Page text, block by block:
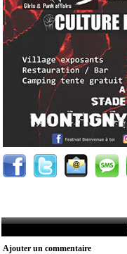
Ajouter un commentaire